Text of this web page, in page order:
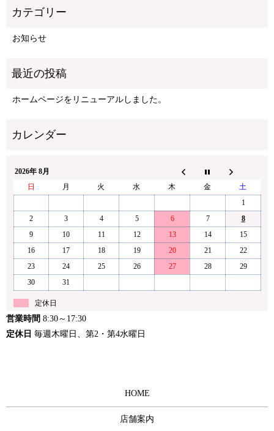
お知らせ
ホームページをリニューアルしました。
2026年 8月
日
月 火 水 木 金
土
1
2
3 4 5 6 7
8
9
10 11 12 13 14
15
16
17 18 19 20 21
22
23
24 25 26 27 28
29
30
31
定休日
営業時間 8:30～17:30
定休日 毎週木曜日、第2・第4水曜日
HOME
店舗案内